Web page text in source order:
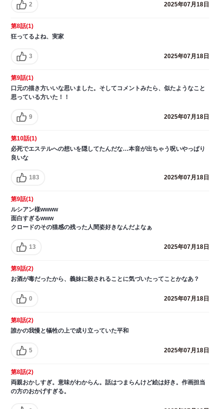
2 2025年07月18日
第8話(1)
狂ってるよね、実家
3 2025年07月18日
第9話(1)
口元の描き方いいな思いました。そしてコメントみたら、似たようなこと
思っている方いた！！
9 2025年07月18日
第10話(1)
必死でエステルへの想いを隠してたんだな…本音が出ちゃう呪いやっぱり
良いな
183 2025年07月18日
第9話(1)
ルシアン様wwww
面白すぎるwww
クロードのその猫感の残った人間姿好きなんだよなぁ
13 2025年07月18日
第9話(2)
お酒が毒だったから、義妹に殺されることに気づいたってことかなあ？
0 2025年07月18日
第8話(2)
誰かの我慢と犠牲の上で成り立っていた平和
5 2025年07月18日
第8話(2)
両親おかしすぎ。意味がわからん。話はつまらんけど絵は好き。作画担当
の方のおかげすぎる。